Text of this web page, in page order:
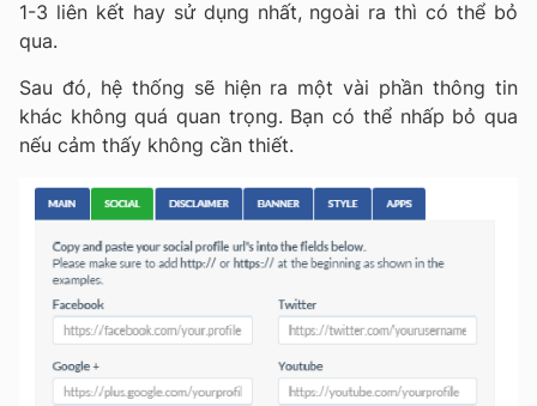
1-3 liên kết hay sử dụng nhất, ngoài ra thì có thể bỏ
qua.
Sau đó, hệ thống sẽ hiện ra một vài phần thông tin
khác không quá quan trọng. Bạn có thể nhấp bỏ qua
nếu cảm thấy không cần thiết.